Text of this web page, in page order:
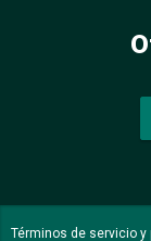
Términos de servicio y